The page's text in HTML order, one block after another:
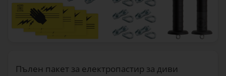
Пълен пакет за електропастир за диви